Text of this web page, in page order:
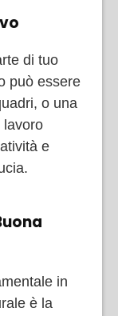
di tuo
può essere
o una
lavoro
e
in
è la